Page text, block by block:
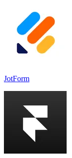
JotForm